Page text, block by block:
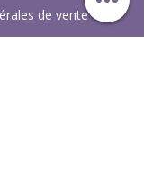
de vente